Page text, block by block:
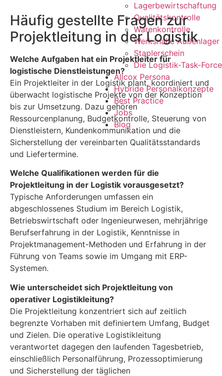
Lagerbewirtschaftung
Qualitätskontrolle
Warenkontrolle
Werksnahe Außenlager
Staplerschein
Die Logistik-Task-Force
Allcox Persona
Hybride Personalkonzepte
Best Practice
Jobs
Blog
Häufig gestellte Fragen zur
Projektleitung in der Logistik
Welche Aufgaben hat ein Projektleiter für
logistische Dienstleistungen?
Ein Projektleiter in der Logistik plant, koordiniert und
überwacht logistische Projekte von der Konzeption
bis zur Umsetzung. Dazu gehören
Ressourcenplanung, Budgetkontrolle, Steuerung von
Dienstleistern, Kundenkommunikation und die
Sicherstellung der vereinbarten Qualitätsstandards
und Liefertermine.
Welche Qualifikationen werden für die
Projektleitung in der Logistik vorausgesetzt?
Typische Anforderungen umfassen ein
abgeschlossenes Studium im Bereich Logistik,
Betriebswirtschaft oder Ingenieurwesen, mehrjährige
Berufserfahrung in der Logistik, Kenntnisse in
Projektmanagement-Methoden und Erfahrung in der
Führung von Teams sowie im Umgang mit ERP-
Systemen.
Wie unterscheidet sich Projektleitung von
operativer Logistikleitung?
Die Projektleitung konzentriert sich auf zeitlich
begrenzte Vorhaben mit definiertem Umfang, Budget
und Zielen. Die operative Logistikleitung
verantwortet dagegen den laufenden Tagesbetrieb,
einschließlich Personalführung, Prozessoptimierung
und Sicherstellung der täglichen